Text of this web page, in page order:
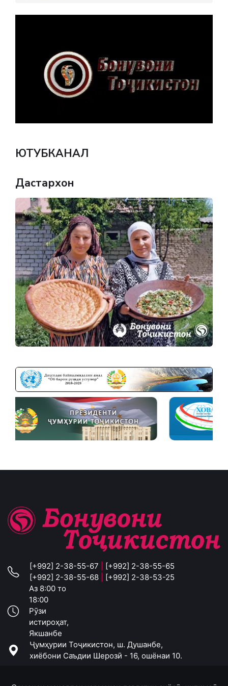
ЮТУБКАНАЛ
Дастархон
[+992] 2-38-55-67
[+992] 2-38-55-65
[+992] 2-38-55-68
[+992] 2-38-53-25
Аз 8:00 то
18:00
Рӯзи
истироҳат,
Якшанбе
Ҷумҳурии Тоҷикистон, ш. Душанбе,
хиёбони Саъдии Шерозӣ - 16, ошёнаи 10.